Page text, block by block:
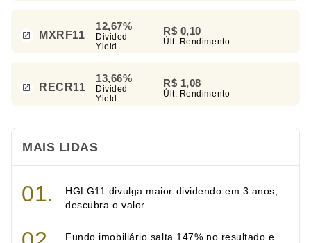
MXRF11
12,67%
Divided
Yield
R$ 0,10
Últ. Rendimento
RECR11
13,66%
Divided
Yield
R$ 1,08
Últ. Rendimento
MAIS LIDAS
HGLG11 divulga maior dividendo em 3 anos;
descubra o valor
Fundo imobiliário salta 147% no resultado e